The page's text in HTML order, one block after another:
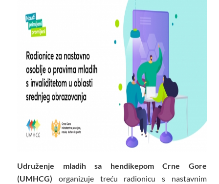
Udruženje mladih sa hendikepom Crne Gore
(UMHCG)
organizuje treću radionicu s nastavnim